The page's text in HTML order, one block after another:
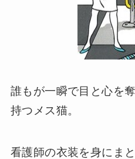
誰もが一瞬で目と心を
持つメス猫。
看護師の衣装を身にま